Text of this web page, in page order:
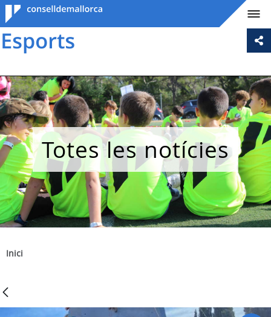
Consell de
Mallorca
Totes les notícies
Inici